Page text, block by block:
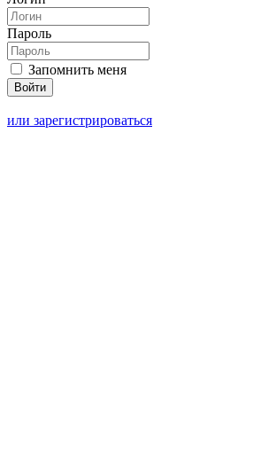
Пароль
Запомнить меня
или зарегистрироваться